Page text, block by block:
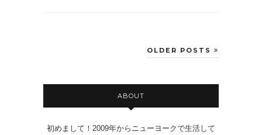
OLDER POSTS
ABOUT
初めまして！2009年からニューヨークで生活して